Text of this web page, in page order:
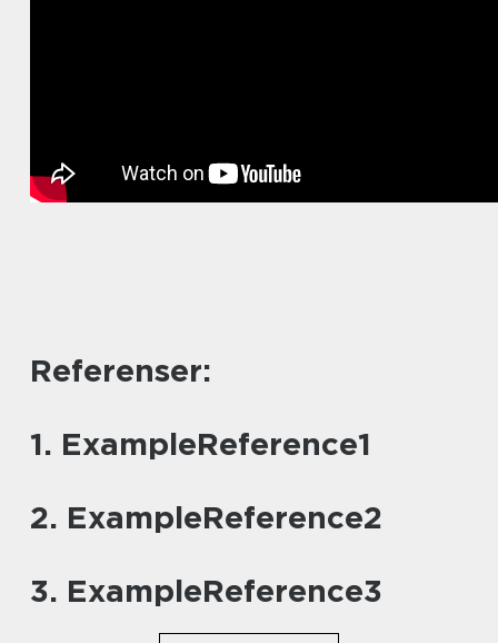
Referenser:
1. ExampleReference1
2. ExampleReference2
3. ExampleReference3